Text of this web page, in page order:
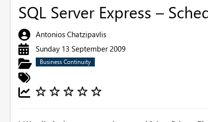
SQL Server Express –
Antonios Chatzipavlis
Sunday 13 September 2009
Business Continuity